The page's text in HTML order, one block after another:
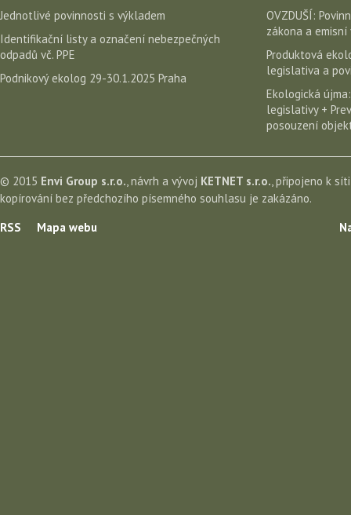
Jednotlivé povinnosti s výkladem
Identifikační listy a označení nebezpečných
odpadů vč. PPE
Podnikový ekolog 29-30.1.2025 Praha
OVZDUŠÍ:
zákona a emisní
Produktová
legislativa a
Ekologická
legislativy +
posouzení
© 2015 Envi Group s.r.o., návrh a vývoj KETNET s.r.o., připojeno k
kopírování bez předchozího písemného souhlasu je zakázáno.
RSS
Mapa webu